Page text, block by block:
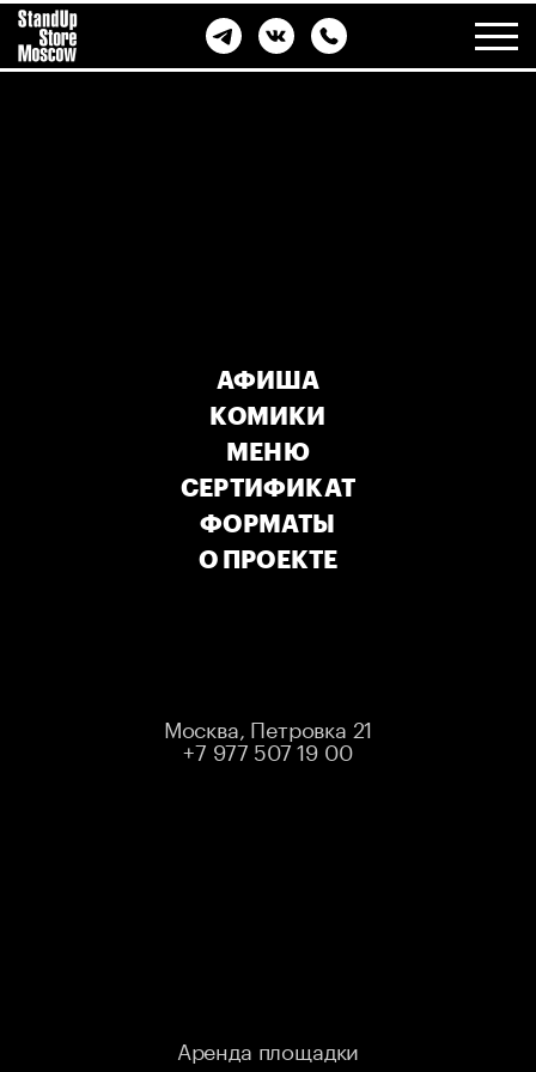
АФИША
КОМИКИ
МЕНЮ
СЕРТИФИКАТ
ФОРМАТЫ
О ПРОЕКТЕ
Москва, Петровка 21
+7 977 507 19 00
Аренда площадки
МЕСТ НЕТ